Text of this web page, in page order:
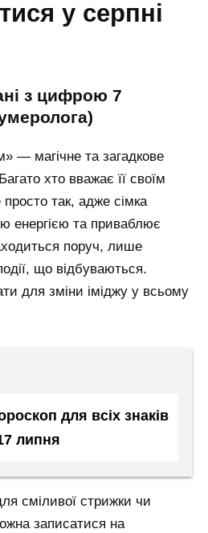
— магічне та загадкове
хто вважає її своїм
так, адже сімка
енергією та приваблює
поруч, лише
що відбуваються.
для зміни іміджу у всьому
для всіх знаків
липня
сміливої стрижки чи
записатися на